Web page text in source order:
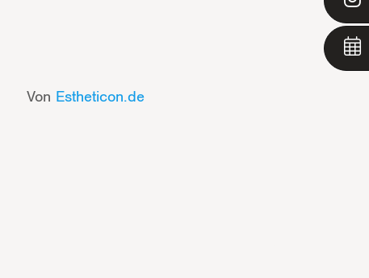
Von Estheticon.de